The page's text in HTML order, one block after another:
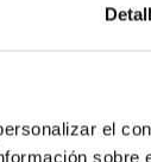
el